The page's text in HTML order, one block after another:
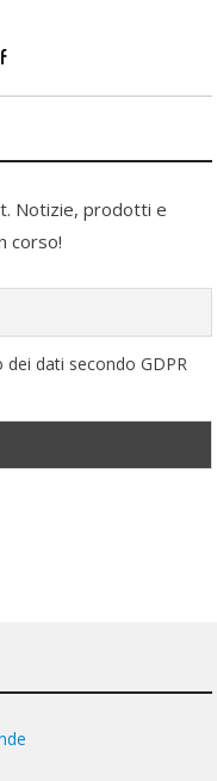
Notizie, prodotti e
corso!
dati secondo GDPR